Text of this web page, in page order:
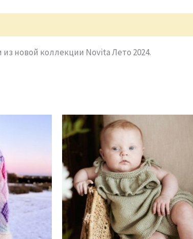
новой коллекции Novita Лето 2024.